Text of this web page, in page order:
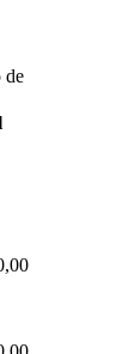
de